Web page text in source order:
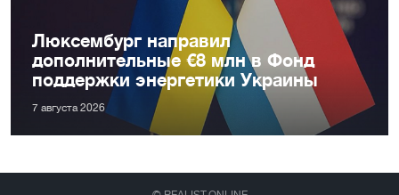
Люксембург направил
дополнительные €8 млн в Фонд
поддержки энергетики Украины
7 августа 2026